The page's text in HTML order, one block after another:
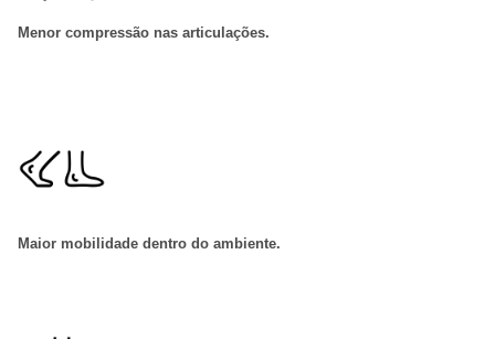
Menor compressão nas articulações.
Maior mobilidade dentro do ambiente.